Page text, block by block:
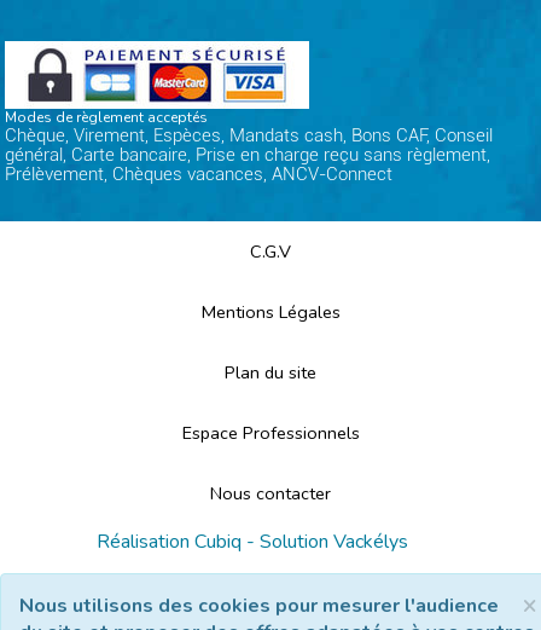
Modes de règlement acceptés
Chèque, Virement, Espèces, Mandats cash, Bons CAF, Conseil
général, Carte bancaire, Prise en charge reçu sans règlement,
Prélèvement, Chèques vacances, ANCV-Connect
C.G.V
Mentions Légales
Plan du site
Espace Professionnels
Nous contacter
Réalisation Cubiq - Solution Vackélys
×
Nous utilisons des cookies pour mesurer l'audience